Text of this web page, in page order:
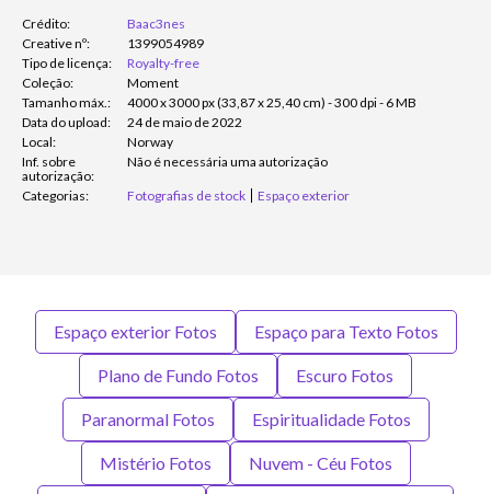
Crédito:
Baac3nes
Creative nº:
1399054989
Tipo de licença:
Royalty-free
Coleção:
Moment
Tamanho máx.:
4000 x 3000 px (33,87 x 25,40 cm) - 300 dpi - 6 MB
Data do upload:
24 de maio de 2022
Local:
Norway
Inf. sobre
autorização:
Não é necessária uma autorização
Categorias: Fotografias de stock Espaço exterior
Espaço exterior Fotos Espaço para Texto Fotos
Plano de Fundo Fotos Escuro Fotos
Paranormal Fotos Espiritualidade Fotos
Mistério Fotos Nuvem - Céu Fotos